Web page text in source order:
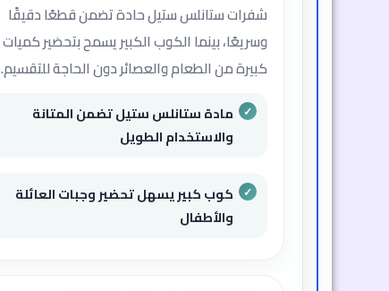
شفرات ستانلس ستيل حادة تضمن قطعًا دقيقًا
وسريعًا، بينما الكوب الكبير يسمح بتحضير كميات
كبيرة من الطعام والعصائر دون الحاجة للتقسيم.
مادة ستانلس ستيل تضمن المتانة
والاستخدام الطويل
كوب كبير يسهل تحضير وجبات العائلة
والأطفال